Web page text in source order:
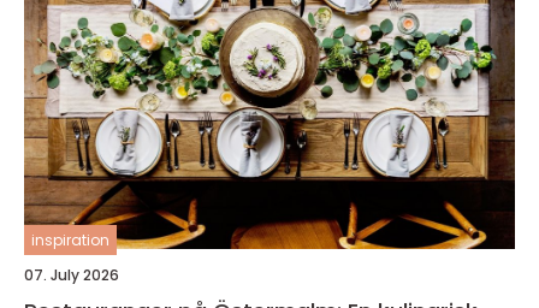
inspiration
07. July 2026